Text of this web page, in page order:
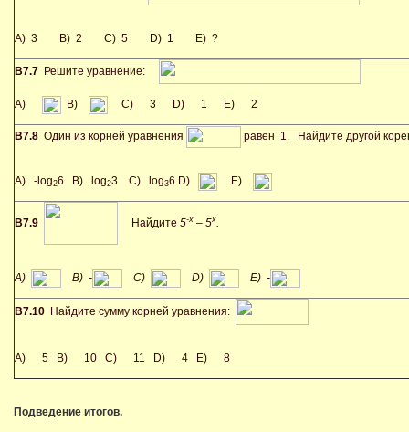
A) 3 B) 2 C) 5 D) 1 E) ?
В7.7 Решите уравнение:
A) B) C) 3 D) 1 E) 2
В7.8 Один из корней уравнения равен 1. Найдите другой
A) -log26 B) log23 C) log36 D) E)
В7.9 Найдите 5-x – 5x
A) B) - C) D) E) -
В7.10 Найдите сумму корней уравнения:
A) 5 B) 10 C) 11 D) 4 E) 8
Подведение итогов.